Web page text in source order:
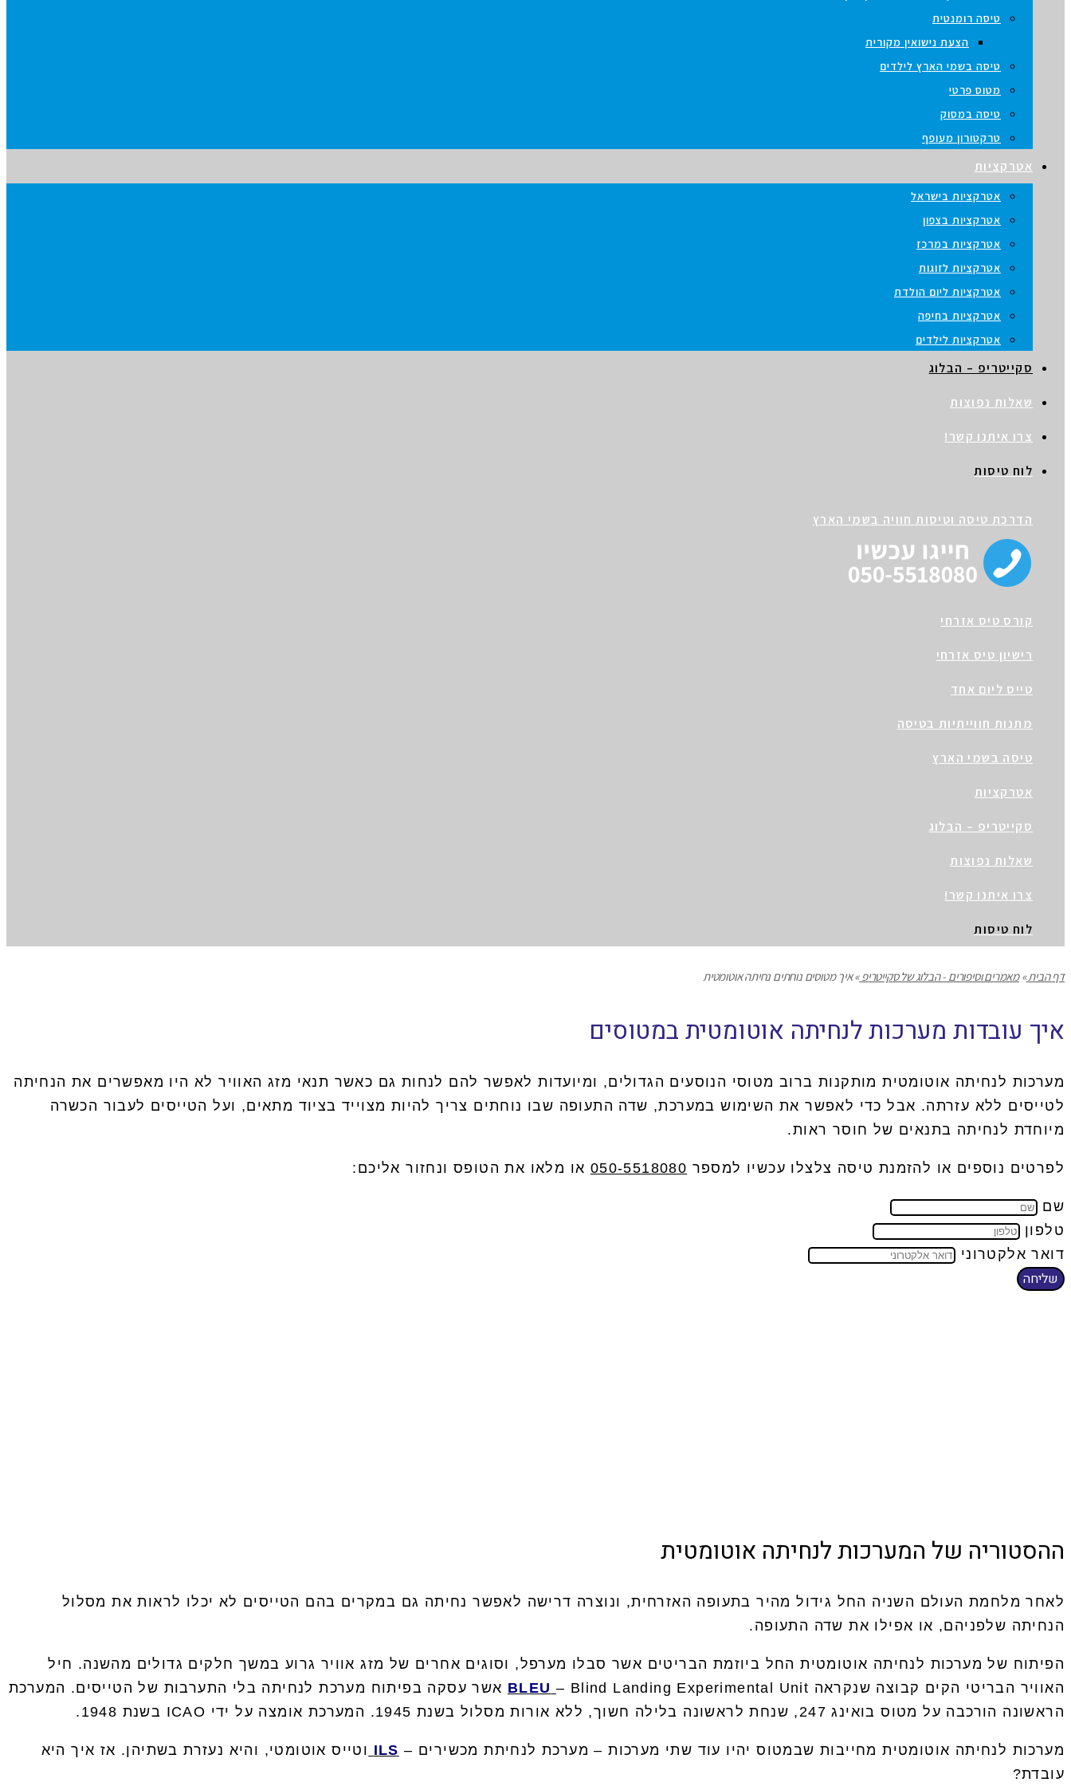
טיסה רומנטית
הצעת נישואין מקורית
טיסה בשמי הארץ לילדים
מטוס פרטי
טיסה במסוק
טרקטורון מעופף
אטרקציות
אטרקציות בישראל
אטרקציות בצפון
אטרקציות במרכז
אטרקציות לזוגות
אטרקציות ליום הולדת
אטרקציות בחיפה
אטרקציות לילדים
סקייטריפ – הבלוג
שאלות נפוצות
צרו איתנו קשר!
לוח טיסות
הדרכת טיסה וטיסות חוויה בשמי הארץ
קורס טיס אזרחי
רישיון טיס אזרחי
טייס ליום אחד
מתנות חווייתיות בטיסה
טיסה בשמי הארץ
אטרקציות
סקייטריפ – הבלוג
שאלות נפוצות
צרו איתנו קשר!
לוח טיסות
דף הבית» מאמרים וסיפורים - הבלוג של סקייטריפ »איך מטוסים נוחתים נחיתה אוטומטית
איך עובדות מערכות לנחיתה אוטומטית במטוסים
מערכות לנחיתה אוטומטית מותקנות ברוב מטוסי הנוסעים הגדולים, ומיועדות לאפשר להם לנחות גם כאשר תנאי מזג האוויר לא היו מאפשרים את הנחיתה
לטייסים ללא עזרתה. אבל כדי לאפשר את השימוש במערכת, שדה התעופה שבו נוחתים צריך להיות מצוייד בציוד מתאים, ועל הטייסים לעבור הכשרה
מיוחדת לנחיתה בתנאים של חוסר ראות.
לפרטים נוספים או להזמנת טיסה צלצלו עכשיו למספר 050-5518080 או מלאו את הטופס ונחזור אליכם:
שם
טלפון
דואר אלקטרוני
שליחה
ההסטוריה של המערכות לנחיתה אוטומטית
לאחר מלחמת העולם השניה החל גידול מהיר בתעופה האזרחית, ונוצרה דרישה לאפשר נחיתה גם במקרים בהם הטייסים לא יכלו לראות את מסלול
הנחיתה שלפניהם, או אפילו את שדה התעופה.
הפיתוח של מערכות לנחיתה אוטומטית החל ביוזמת הבריטים אשר סבלו מערפל, וסוגים אחרים של מזג אוויר גרוע במשך חלקים גדולים מהשנה. חיל
האוויר הבריטי הקים קבוצה שנקראה
BLEU – Blind Landing Experimental Unit אשר עסקה בפיתוח מערכת לנחיתה בלי התערבות של הטייסים. המערכת
הראשונה הורכבה על מטוס בואינג 247, שנחת לראשונה בלילה חשוך, ללא אורות מסלול בשנת 1945. המערכת אומצה על ידי ICAO בשנת 1948.
מערכות לנחיתה אוטומטית מחייבות שבמטוס יהיו עוד שתי מערכות – מערכת לנחיתת מכשירים – ILS וטייס אוטומטי, והיא נעזרת בשתיהן. אז איך היא
עובדת?